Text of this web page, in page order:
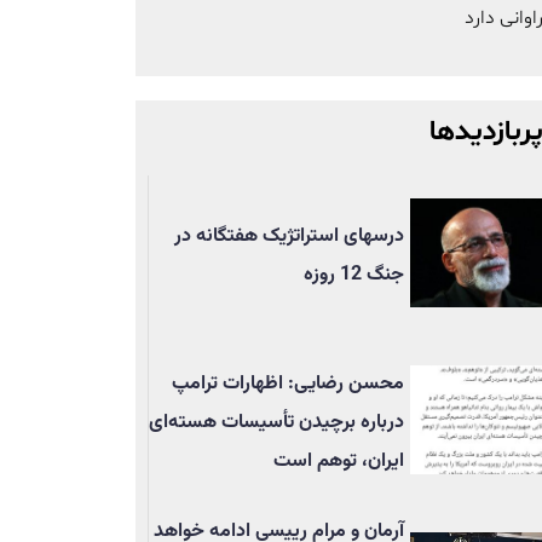
دارد
درسهای استراتژیک هفتگانه در
جنگ 12 روزه
محسن رضایی: اظهارات ترامپ
درباره برچیدن تأسيسات هسته‌ای
ایران، توهم است
آرمان و مرام رییسی ادامه خواهد